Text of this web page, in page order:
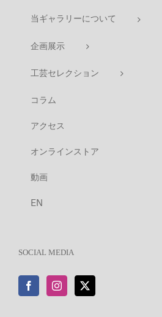
当ギャラリーについて
企画展示
工芸セレクション
コラム
アクセス
オンラインストア
動画
EN
SOCIAL MEDIA